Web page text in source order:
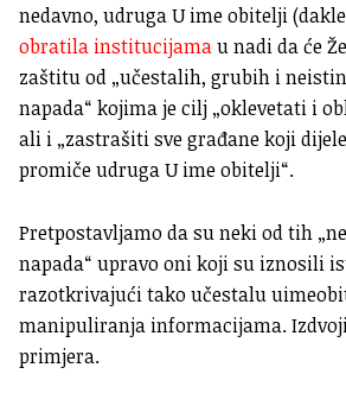
nedavno, udruga U ime obitelji
obratila institucijamau nadi da će
zaštitu od „učestalih, grubih i
napada“ kojima je cilj „oklevetati i
ali i „zastrašiti sve građane koji
promiče udruga U ime obitelji“.
Pretpostavljamo da su neki od tih
napada“ upravo oni koji su iznosili
razotkrivajući tako učestalu
manipuliranja informacijama.
primjera.